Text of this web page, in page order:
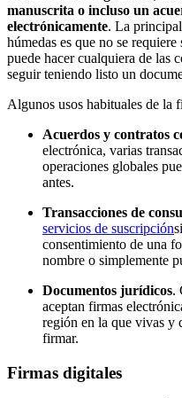
manuscrita o incluso un
electrónicamente. La
húmedas es que no se
puede hacer cualquiera de las
seguir teniendo listo un
Algunos usos habituales de la
Acuerdos y contratos
electrónica, varias
operaciones globales
antes.
Transacciones de
servicios de suscripción
consentimiento de una
nombre o simplemente
Documentos jurídicos.
aceptan firmas
región en la que vivas y
firmar.
Firmas digitales